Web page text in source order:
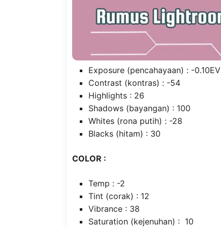
Exposure (pencahayaan) : -0.10EV
Contrast (kontras) : -54
Highlights : 26
Shadows (bayangan) : 100
Whites (rona putih) : -28
Blacks (hitam) : 30
COLOR :
Temp : -2
Tint (corak) : 12
Vibrance : 38
Saturation (kejenuhan) : 10